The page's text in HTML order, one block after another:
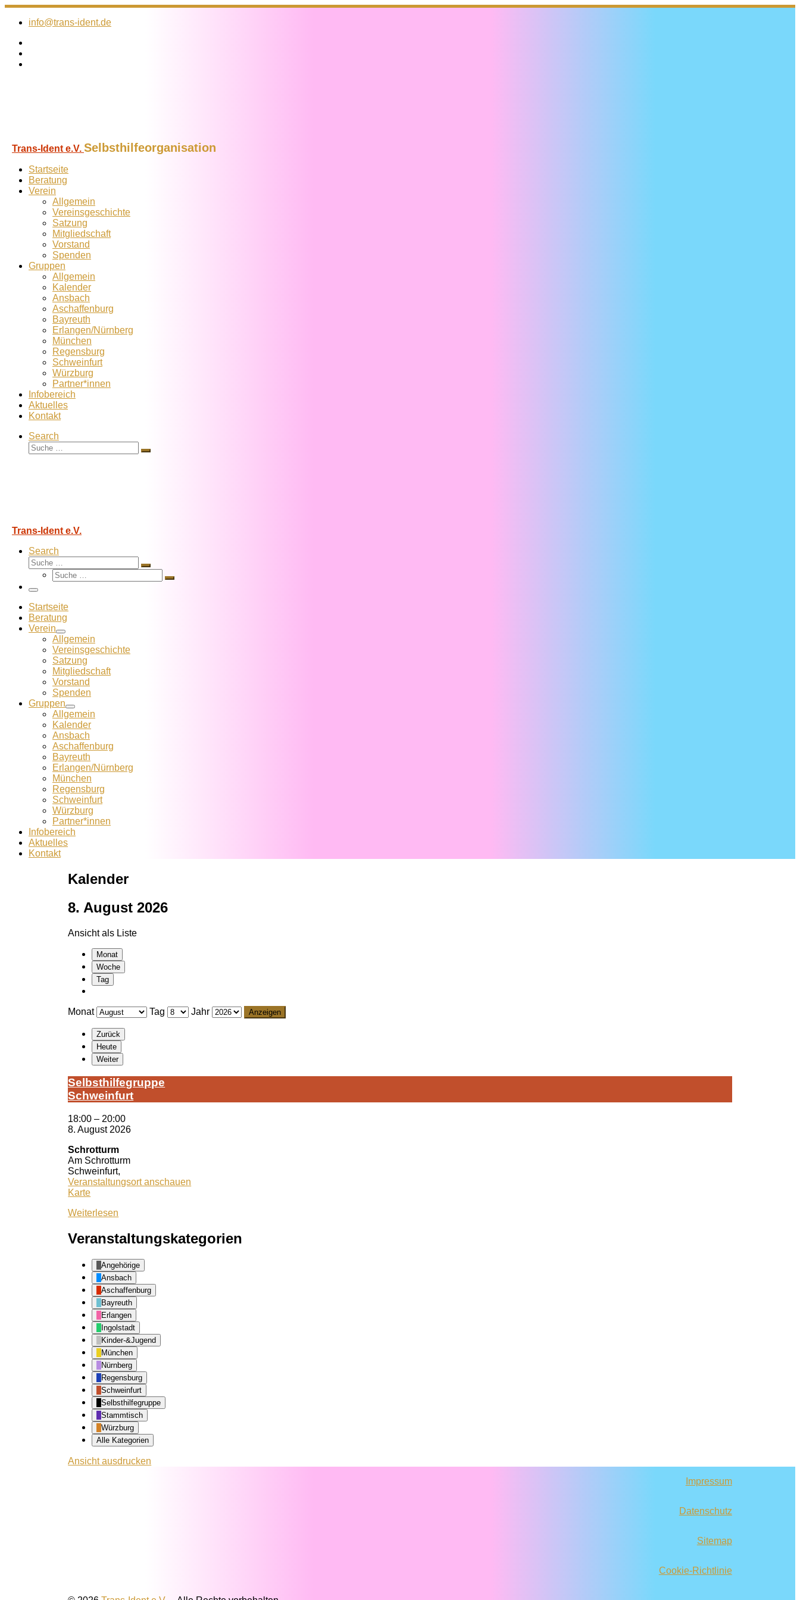
Zum
Inhalt
info@trans-ident.de
Trans-Ident e.V. Selbsthilfeorganisation
Startseite
Beratung
Verein
Allgemein
Vereins­geschichte
Satzung
Mitglied­schaft
Vorstand
Spenden
Gruppen
Allgemein
Kalender
Ansbach
Aschaffenburg
Bayreuth
Erlangen/Nürnberg
München
Regensburg
Schweinfurt
Würzburg
Partner*innen
Infobereich
Aktuelles
Kontakt
Search
Suche
Suche
Trans-Ident e.V.
Search
Suche
Suche
Suche
Suche
Menü
Startseite
Beratung
Verein
Allgemein
Vereins­geschichte
Satzung
Mitglied­schaft
Vorstand
Spenden
Gruppen
Allgemein
Kalender
Ansbach
Aschaffenburg
Bayreuth
Erlangen/Nürnberg
München
Regensburg
Schweinfurt
Würzburg
Partner*innen
Infobereich
Aktuelles
Kontakt
Kalender
8. August 2026
Ansicht als Liste
Monat
Woche
Tag
Monat Tag Jahr
Zurück
Heute
Weiter
Selbst­hil­fe­grup­pe
Schwein­furt
18:00 – 20:00
8. August 2026
Schrotturm
Am Schrotturm
Schweinfurt,
Veranstaltungsort anschauen
KarteSchrotturm
Weiterlesen
Veranstaltungskategorien
Angehörige
Ansbach
Aschaffenburg
Bayreuth
Erlangen
Ingolstadt
Kinder-&Jugend
München
Nürnberg
Regensburg
Schweinfurt
Selbsthilfegruppe
Stammtisch
Würzburg
Alle Kategorien
Ansichtausdrucken
Impressum
Datenschutz
Sitemap
Cookie-Richtlinie